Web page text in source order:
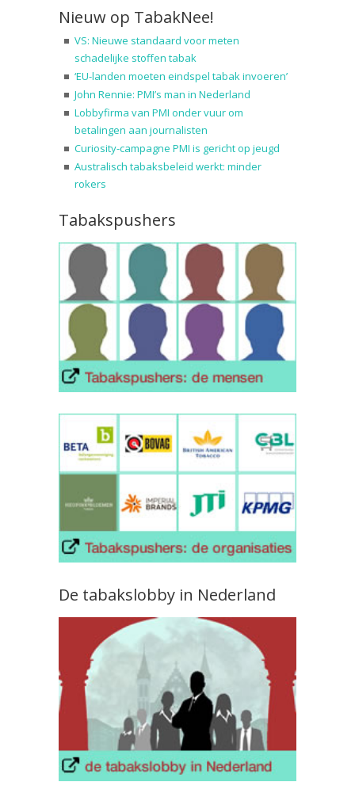
Nieuw op TabakNee!
VS: Nieuwe standaard voor meten
schadelijke stoffen tabak
‘EU-landen moeten eindspel tabak invoeren’
John Rennie: PMI’s man in Nederland
Lobbyfirma van PMI onder vuur om
betalingen aan journalisten
Curiosity-campagne PMI is gericht op jeugd
Australisch tabaksbeleid werkt: minder
rokers
Tabakspushers
De tabakslobby in Nederland